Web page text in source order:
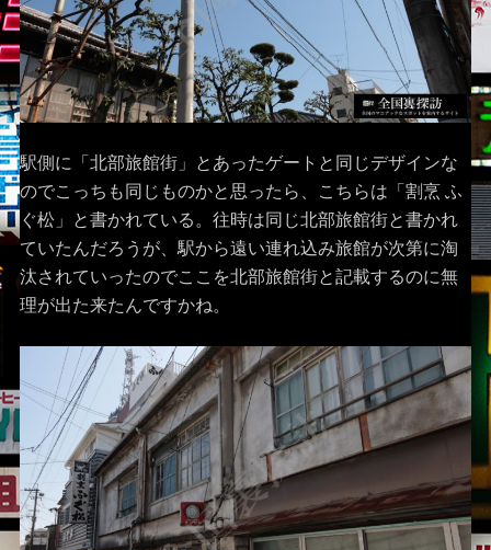
駅側に「北部旅館街」とあったゲートと同じデザインな
のでこっちも同じものかと思ったら、こちらは「割烹 ふ
ぐ松」と書かれている。往時は同じ北部旅館街と書かれ
ていたんだろうが、駅から遠い連れ込み旅館が次第に淘
汰されていったのでここを北部旅館街と記載するのに無
理が出た来たんですかね。